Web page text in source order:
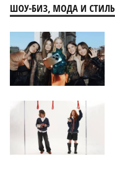
ШОУ-БИЗ, МОДА И СТИЛЬ